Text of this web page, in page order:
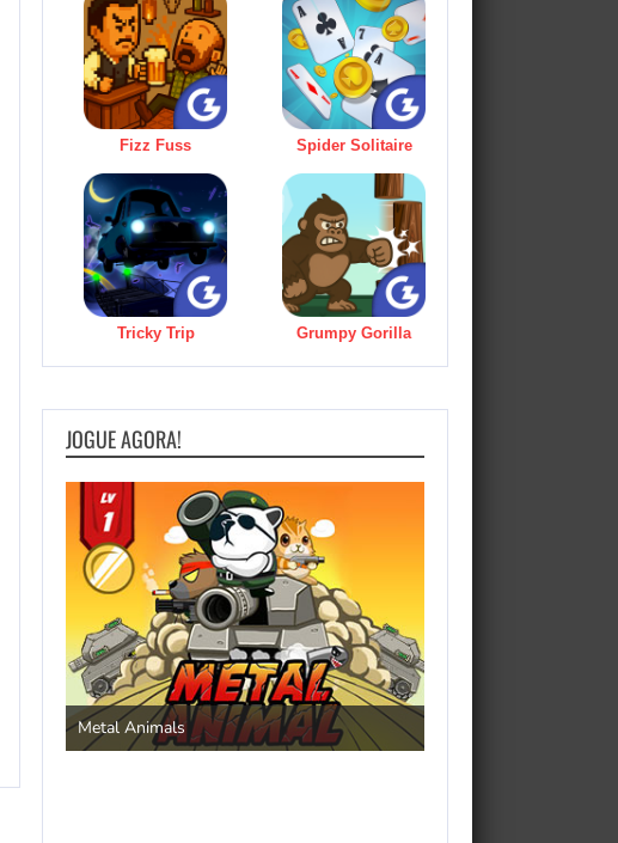
Fizz Fuss Spider Solitaire
Tricky Trip Grumpy Gorilla
JOGUE AGORA!
Metal Animals